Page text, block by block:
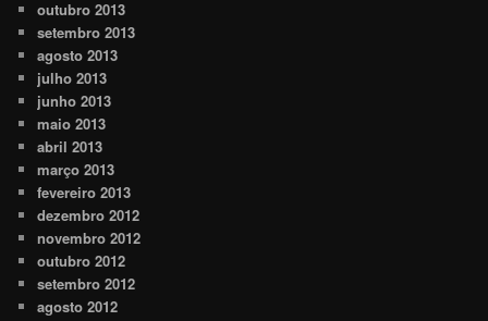
outubro 2013
setembro 2013
agosto 2013
julho 2013
junho 2013
maio 2013
abril 2013
março 2013
fevereiro 2013
dezembro 2012
novembro 2012
outubro 2012
setembro 2012
agosto 2012